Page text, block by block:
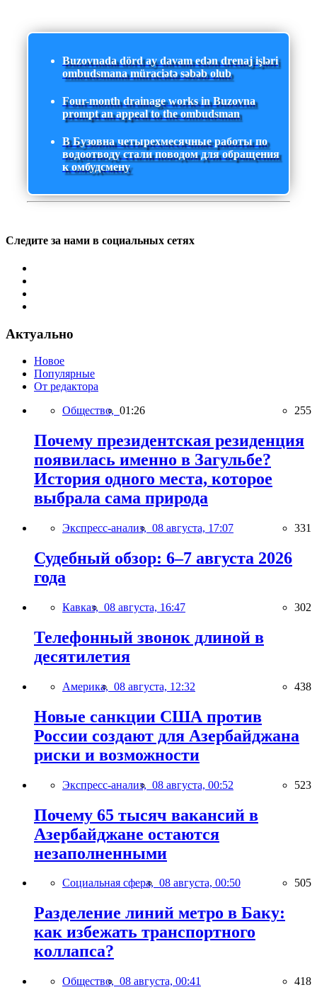
Buzovnada dörd ay davam edən drenaj işləri
ombudsmana müraciətə səbəb olub
Four-month drainage works in Buzovna
prompt an appeal to the ombudsman
В Бузовна четырехмесячные работы по
водоотводу стали поводом для обращения
к омбудсмену
Следите за нами в социальных сетях
Актуально
Новое
Популярные
От редактора
Общество, 01:26 255
Почему президентская резиденция
появилась именно в Загульбе?
История одного места, которое
выбрала сама природа
Экспресс-анализ, 08 августа, 17:07 331
Судебный обзор: 6–7 августа 2026
года
Кавказ, 08 августа, 16:47 302
Телефонный звонок длиной в
десятилетия
Америка, 08 августа, 12:32 438
Новые санкции США против
России создают для Азербайджана
риски и возможности
Экспресс-анализ, 08 августа, 00:52 523
Почему 65 тысяч вакансий в
Азербайджане остаются
незаполненными
Социальная сфера, 08 августа, 00:50 505
Разделение линий метро в Баку:
как избежать транспортного
коллапса?
Общество, 08 августа, 00:41 418